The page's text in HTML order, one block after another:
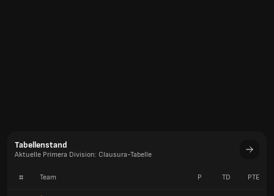
Tabellenstand
Aktuelle Primera Division: Clausura-Tabelle
# Team P TD PTE